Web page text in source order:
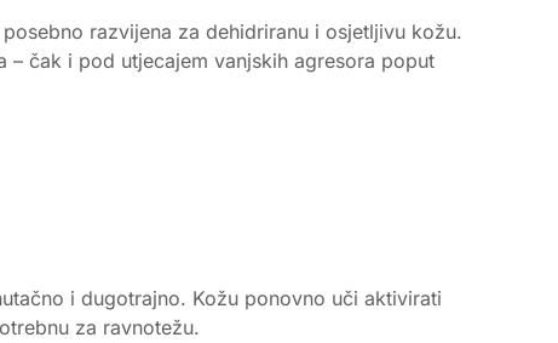
razvijena za dehidriranu i osjetljivu kožu.
čak i pod utjecajem vanjskih agresora poput
i dugotrajno. Kožu ponovno uči aktivirati
za ravnotežu.